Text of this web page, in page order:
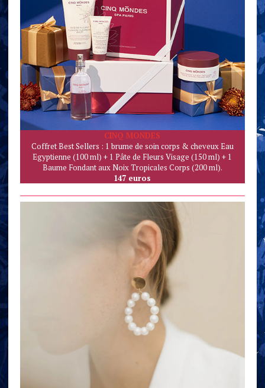
CINQ MONDES
Coffret Best Sellers : 1 brume de soin corps & cheveux Eau
Egyptienne (100 ml) + 1 Pâte de Fleurs Visage (150 ml) + 1
Baume Fondant aux Noix Tropicales Corps (200 ml).
147 euros